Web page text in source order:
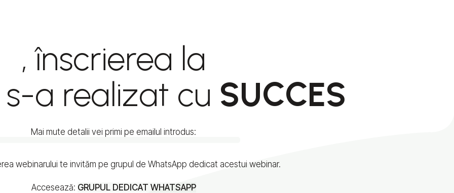
, înscrierea la
a realizat cu SUCCES
Mai mute detalii vei primi pe emailul introdus:
webinarului te invităm pe grupul de WhatsApp dedicat acestui webinar.
Accesează: GRUPUL DEDICAT WHATSAPP